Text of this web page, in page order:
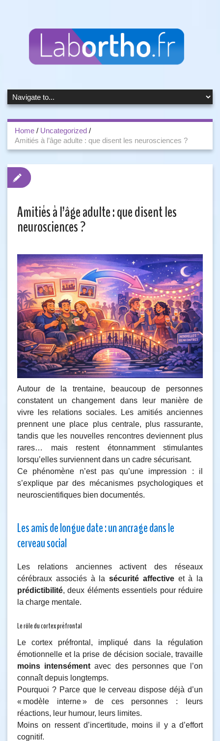
Home / Uncategorized /
Amitiés à l’âge adulte : que disent les neurosciences ?
Amitiés à l’âge adulte : que disent les
neurosciences ?
Autour de la trentaine, beaucoup de personnes
constatent un changement dans leur manière de
vivre les relations sociales. Les amitiés anciennes
prennent une place plus centrale, plus rassurante,
tandis que les nouvelles rencontres deviennent plus
rares… mais restent étonnamment stimulantes
lorsqu’elles surviennent dans un cadre sécurisant.
Ce phénomène n’est pas qu’une impression : il
s’explique par des mécanismes psychologiques et
neuroscientifiques bien documentés.
Les amis de longue date : un ancrage dans le
cerveau social
Les relations anciennes activent des réseaux
cérébraux associés à la sécurité affectiveet à la
prédictibilité, deux éléments essentiels pour réduire
la charge mentale.
Le rôle du cortex préfrontal
Le cortex préfrontal, impliqué dans la régulation
émotionnelle et la prise de décision sociale, travaille
moins intensément avec des personnes que l’on
connaît depuis longtemps.
Pourquoi ? Parce que le cerveau dispose déjà d’un
« modèle interne » de ces personnes : leurs
réactions, leur humour, leurs limites.
Moins on ressent d’incertitude, moins il y a d’effort
cognitif.